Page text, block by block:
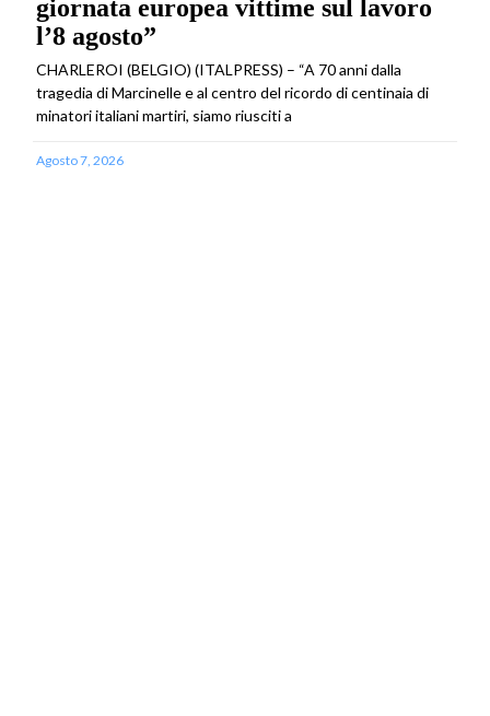
giornata europea vittime sul lavoro
l’8 agosto”
CHARLEROI (BELGIO) (ITALPRESS) – “A 70 anni dalla
tragedia di Marcinelle e al centro del ricordo di centinaia di
minatori italiani martiri, siamo riusciti a
Agosto 7, 2026